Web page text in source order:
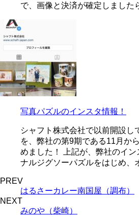
で、画像と決済が確定しまし
写真パズルのインスタ情報！
シャフト株式会社で以前開設し
を、弊社の第9期である11月か
めました！ 上記が、弊社のイ
ナルジグソーパズルをはじめ
PREV
はるさーカレー南国屋（調布）
NEXT
みのや（柴崎）